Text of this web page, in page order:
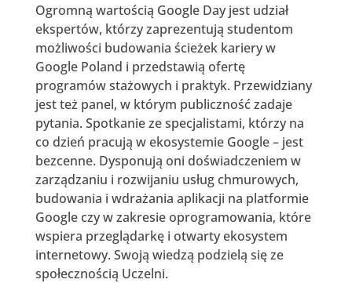
Ogromną wartością Google Day jest udział
ekspertów, którzy zaprezentują studentom
możliwości budowania ścieżek kariery w
Google Poland i przedstawią ofertę
programów stażowych i praktyk. Przewidziany
jest też panel, w którym publiczność zadaje
pytania. Spotkanie ze specjalistami, którzy na
co dzień pracują w ekosystemie Google – jest
bezcenne. Dysponują oni doświadczeniem w
zarządzaniu i rozwijaniu usług chmurowych,
budowania i wdrażania aplikacji na platformie
Google czy w zakresie oprogramowania, które
wspiera przeglądarkę i otwarty ekosystem
internetowy. Swoją wiedzą podzielą się ze
społecznością Uczelni.